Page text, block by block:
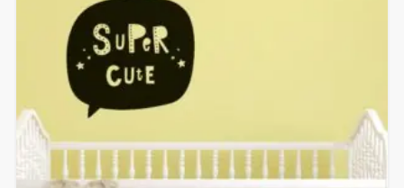
varijanti.
odabrati
na
stranici
proizvoda